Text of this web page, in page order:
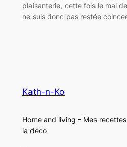
plaisanterie, cette fois le mal
ne suis donc pas restée
Kath-n-Ko
Home and living – Mes
la déco